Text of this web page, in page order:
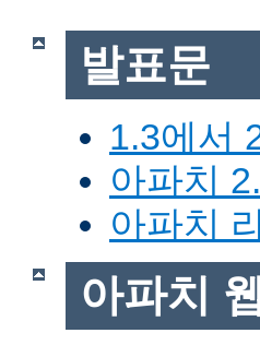
발표문
1.3에서
아파치
아파치
아파치